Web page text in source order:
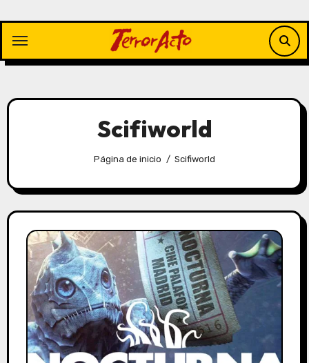
contenido
Scifiworld
Página de inicio Scifiworld